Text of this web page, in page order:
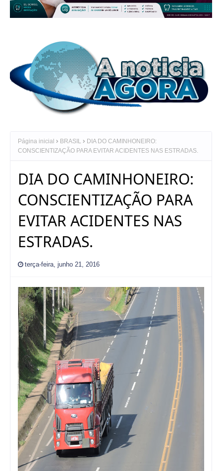
Página inicial BRASIL
DIA DO CAMINHONEIRO:
CONSCIENTIZAÇÃO PARA EVITAR ACIDENTES NAS ESTRADAS.
DIA DO CAMINHONEIRO:
CONSCIENTIZAÇÃO PARA
EVITAR ACIDENTES NAS
ESTRADAS.
terça-feira, junho 21, 2016